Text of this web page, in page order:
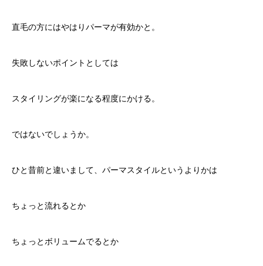
直毛の方にはやはりパーマが有効かと。
失敗しないポイントとしては
スタイリングが楽になる程度にかける。
ではないでしょうか。
ひと昔前と違いまして、パーマスタイルというよりかは
ちょっと流れるとか
ちょっとボリュームでるとか